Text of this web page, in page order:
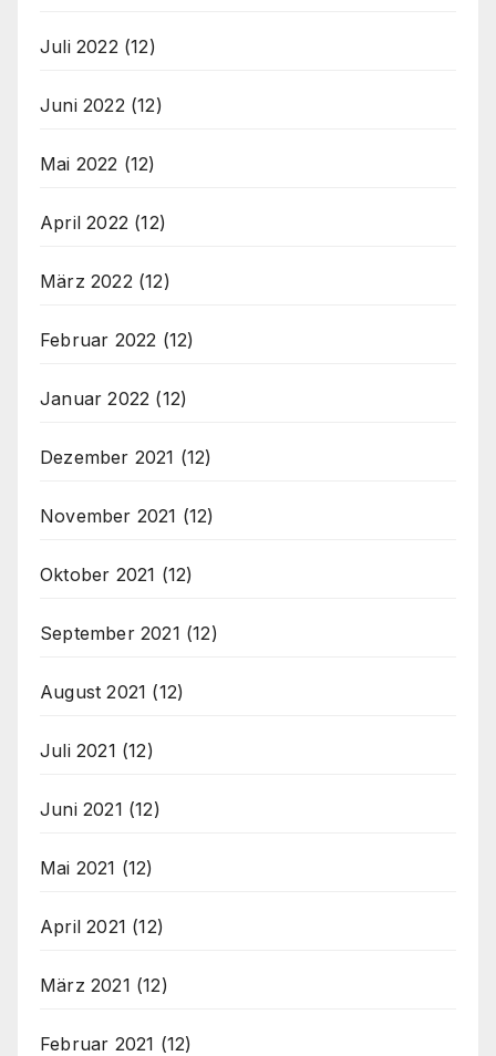
Juli 2022 (12)
Juni 2022 (12)
Mai 2022 (12)
April 2022 (12)
März 2022 (12)
Februar 2022 (12)
Januar 2022 (12)
Dezember 2021 (12)
November 2021 (12)
Oktober 2021 (12)
September 2021 (12)
August 2021 (12)
Juli 2021 (12)
Juni 2021 (12)
Mai 2021 (12)
April 2021 (12)
März 2021 (12)
Februar 2021 (12)